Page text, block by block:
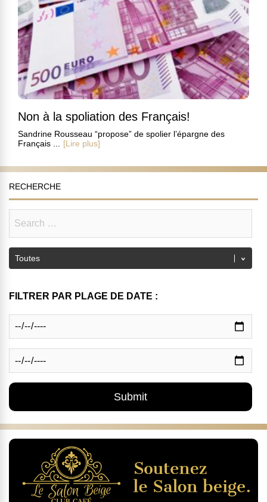
Non à la spoliation des Français!
Sandrine Rousseau “propose” de spolier l’épargne des
Français ...
[Lire plus]
RECHERCHE
FILTRER PAR PLAGE DE DATE :